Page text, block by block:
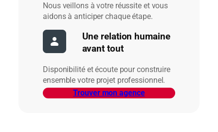
Nous veillons à votre réussite et vous
aidons à anticiper chaque étape.
Une relation humaine
avant tout
Disponibilité et écoute pour construire
ensemble votre projet professionnel.
Trouver mon agence